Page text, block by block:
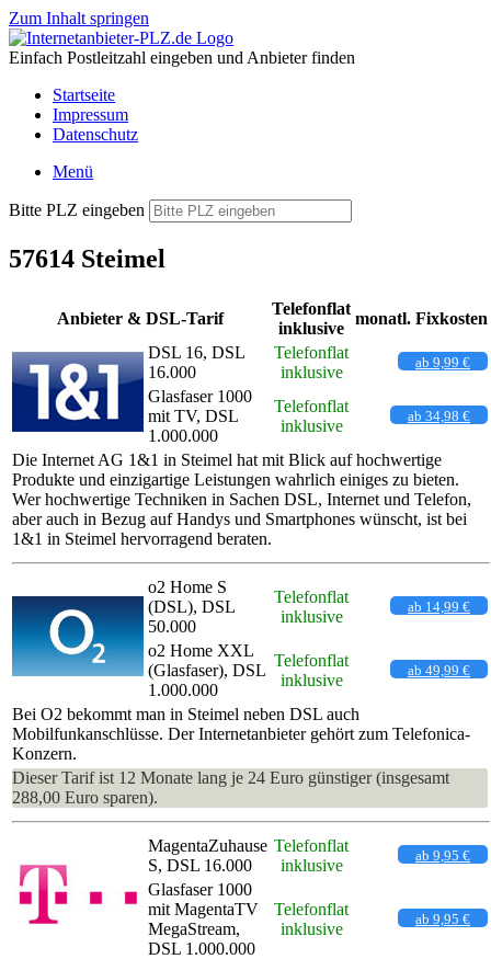
Zum Inhalt springen
Einfach Postleitzahl eingeben und Anbieter finden
Startseite
Impressum
Datenschutz
Menü
Bitte PLZ eingeben
57614 Steimel
Anbieter & DSL-Tarif
Telefonflat
inklusive
monatl. Fixkosten
DSL 16, DSL
16.000
Telefonflat
inklusive
ab 9,99 €
Glasfaser 1000
mit TV, DSL
1.000.000
Telefonflat
inklusive
ab 34,98 €
Die Internet AG 1&1 in Steimel hat mit Blick auf hochwertige
Produkte und einzigartige Leistungen wahrlich einiges zu bieten.
Wer hochwertige Techniken in Sachen DSL, Internet und Telefon,
aber auch in Bezug auf Handys und Smartphones wünscht, ist bei
1&1 in Steimel hervorragend beraten.
o2 Home S
(DSL), DSL
50.000
Telefonflat
inklusive
ab 14,99 €
o2 Home XXL
(Glasfaser), DSL
1.000.000
Telefonflat
inklusive
ab 49,99 €
Bei O2 bekommt man in Steimel neben DSL auch
Mobilfunkanschlüsse. Der Internetanbieter gehört zum Telefonica-
Konzern.
Dieser Tarif ist 12 Monate lang je 24 Euro günstiger (insgesamt
288,00 Euro sparen).
MagentaZuhause
S, DSL 16.000
Telefonflat
inklusive
ab 9,95 €
Glasfaser 1000
mit MagentaTV
MegaStream,
DSL 1.000.000
Telefonflat
inklusive
ab 9,95 €